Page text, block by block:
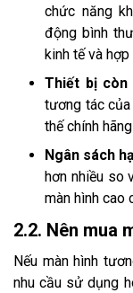
chức năng
động bình
kinh tế và hợp
Thiết bị còn
tương tác
thế chính
Ngân sách
hơn nhiều so
màn hình cao
2.2. Nên mua
Nếu màn hình
nhu cầu sử dụng